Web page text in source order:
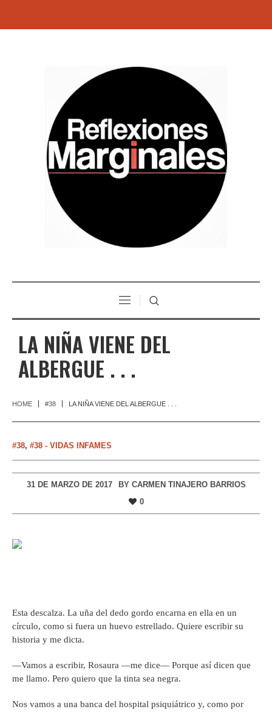
LA NIÑA VIENE DEL
ALBERGUE . . .
HOME #38 LA NIÑA VIENE DEL ALBERGUE . . .
#38, #38 - VIDAS INFAMES
31 DE MARZO DE 2017 BY CARMEN TINAJERO BARRIOS
0
Esta descalza. La uña del dedo gordo encarna en ella en un
círculo, como si fuera un huevo estrellado. Quiere escribir su
historia y me dicta.
—Vamos a escribir, Rosaura —me dice— Porque así dicen que
me llamo. Pero quiero que la tinta sea negra.
Nos vamos a una banca del hospital psiquiátrico y, como por